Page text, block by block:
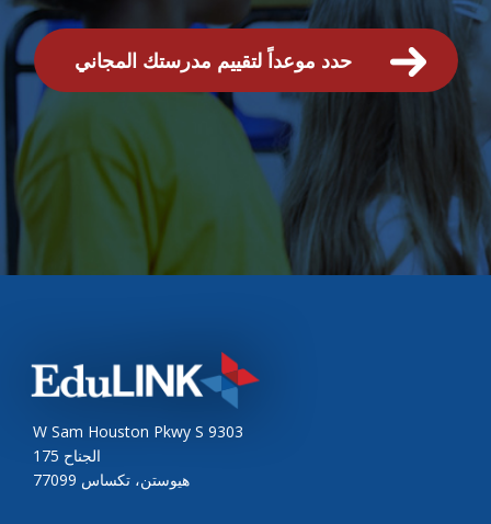
حدد موعداً لتقييم مدرستك المجاني
9303 W Sam Houston Pkwy S
الجناح 175
هيوستن، تكساس 77099